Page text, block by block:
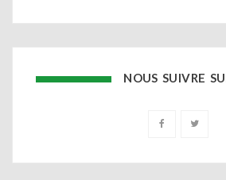
NOUS SUIVRE